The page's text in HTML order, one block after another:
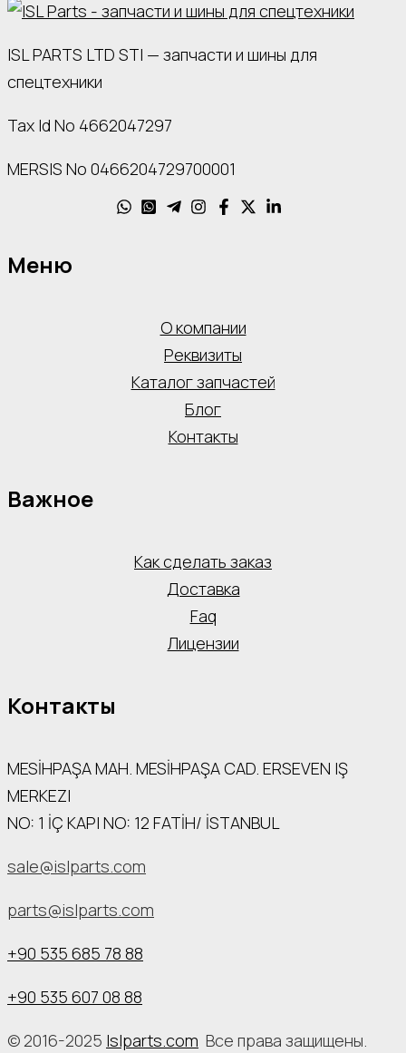
ISL PARTS LTD STI — запчасти и шины для
спецтехники
Tax Id No 4662047297
MERSIS No 0466204729700001
Меню
О компании
Реквизиты
Каталог запчастей
Блог
Контакты
Важное
Как сделать заказ
Доставка
Faq
Лицензии
Контакты
MESİHPAŞA МАН. MESİHPAŞA CAD. ERSEVEN IŞ
MERKEZI
NO: 1 İÇ КАРI NO: 12 FATİH/ İSTANBUL
sale@islparts.com
parts@islparts.com
+90 535 685 78 88
+90 535 607 08 88
© 2016-2025 Islparts.com Все права защищены.